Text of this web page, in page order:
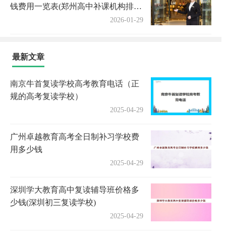
钱费用一览表(郑州高中补课机构排
2026-01-29
最新文章
南京牛首复读学校高考教育电话（正
规的高考复读学校）
2025-04-29
广州卓越教育高考全日制补习学校费
用多少钱
2025-04-29
深圳学大教育高中复读辅导班价格多
少钱(深圳初三复读学校)
2025-04-29